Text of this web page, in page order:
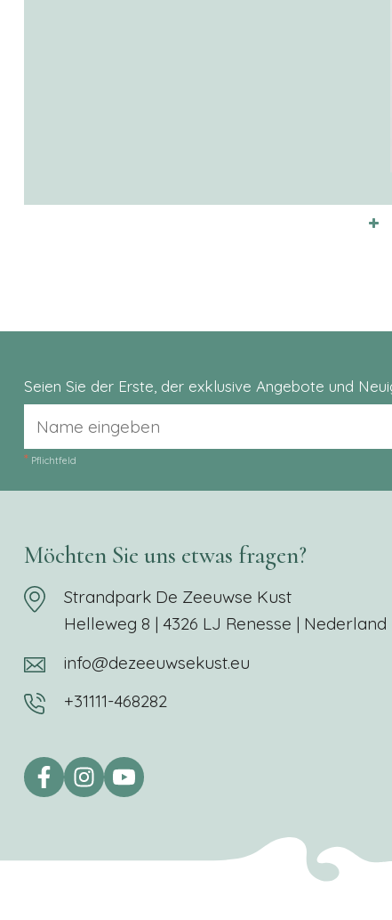
Seien Sie der Erste, der exklusive Angebote und
*Pflichtfeld
Möchten Sie uns etwas fragen?
Strandpark De Zeeuwse Kust
Helleweg 8 | 4326 LJ Renesse | Nederland
info@dezeeuwsekust.eu
+31111-468282